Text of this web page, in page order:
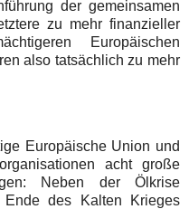
der gemeinsamen
zu mehr finanzieller
Europäischen
also tatsächlich zu mehr
Europäische Union und
acht große
Neben der Ölkrise
des Kalten Krieges